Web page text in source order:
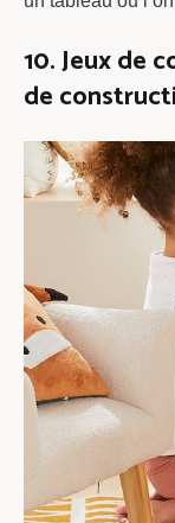
10. Jeux de
de